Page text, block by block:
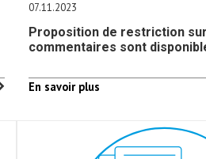
07.11.2023
Proposition de restriction
commentaires sont
En savoir plus